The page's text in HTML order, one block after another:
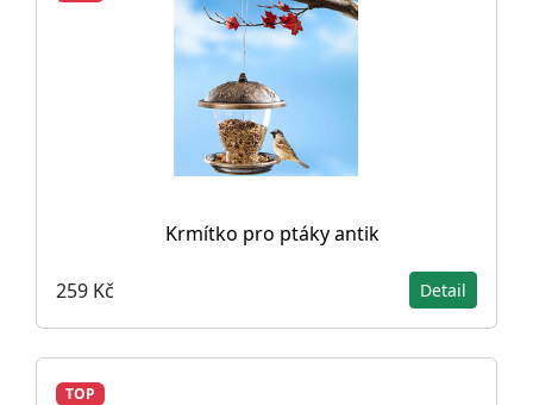
Krmítko pro ptáky antik
259 Kč Detail
TOP